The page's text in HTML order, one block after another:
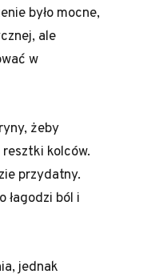
było mocne,
ale
w
żeby
kolców.
przydatny.
łagodzi ból i
jednak